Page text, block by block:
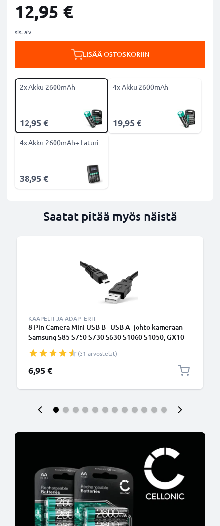
12,95 €
sis. alv
LISÄÄ OSTOSKORIIN
2x Akku 2600mAh
12,95 €
4x Akku 2600mAh
19,95 €
4x Akku 2600mAh+ Laturi
38,95 €
Saatat pitää myös näistä
KAAPELIT JA ADAPTERIT
8 Pin Camera Mini USB B - USB A -johto kameraan
Samsung S85 S750 S730 S630 S1060 S1050, GX10
kamerajohto EA-CB08U12,AD81-00735A,
tuotemerkiltä CELLONIC
(31 arvostelut)
6,95 €